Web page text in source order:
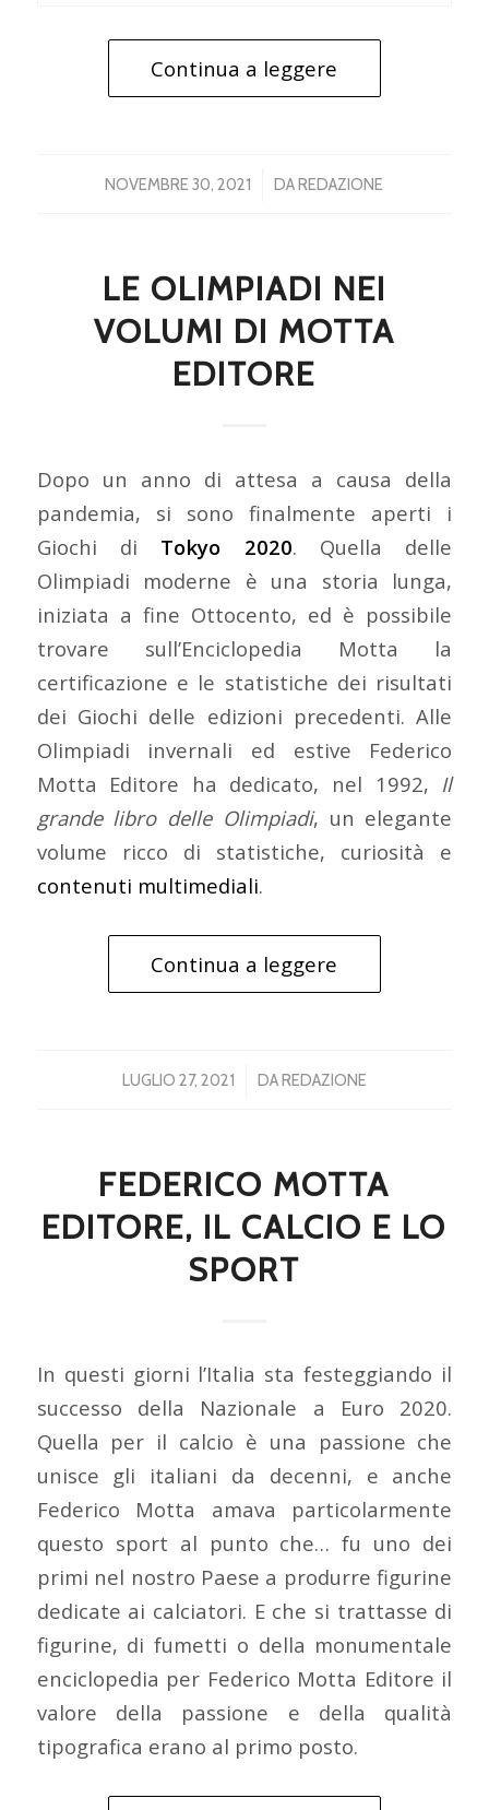
Continua a leggere
NOVEMBRE 30, 2021
/ DAREDAZIONE
LE OLIMPIADI NEI
VOLUMI DI MOTTA
EDITORE
Dopo un anno di attesa a causa della
pandemia, si sono finalmente aperti i
Giochi di Tokyo 2020. Quella delle
Olimpiadi moderne è una storia lunga,
iniziata a fine Ottocento, ed è possibile
trovare sull’Enciclopedia Motta la
certificazione e le statistiche dei risultati
dei Giochi delle edizioni precedenti. Alle
Olimpiadi invernali ed estive Federico
Motta Editore ha dedicato, nel 1992, Il
grande libro delle Olimpiadi, un elegante
volume ricco di statistiche, curiosità e
contenuti multimediali.
Continua a leggere
LUGLIO 27, 2021
/ DAREDAZIONE
FEDERICO MOTTA
EDITORE, IL CALCIO E LO
SPORT
In questi giorni l’Italia sta festeggiando il
successo della Nazionale a Euro 2020.
Quella per il calcio è una passione che
unisce gli italiani da decenni, e anche
Federico Motta amava particolarmente
questo sport al punto che… fu uno dei
primi nel nostro Paese a produrre figurine
dedicate ai calciatori. E che si trattasse di
figurine, di fumetti o della monumentale
enciclopedia per Federico Motta Editore il
valore della passione e della qualità
tipografica erano al primo posto.